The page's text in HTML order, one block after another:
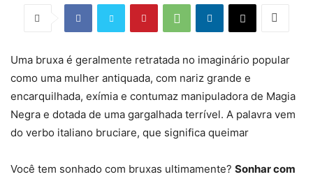
Uma bruxa é geralmente retratada no imaginário popular
como uma mulher antiquada, com nariz grande e
encarquilhada, exímia e contumaz manipuladora de Magia
Negra e dotada de uma gargalhada terrível. A palavra vem
do verbo italiano bruciare, que significa queimar
Você tem sonhado com bruxas ultimamente? Sonhar com